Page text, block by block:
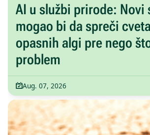
AI u službi prirode: Novi
mogao bi da spreči
opasnih algi pre nego
problem
Aug. 07, 2026